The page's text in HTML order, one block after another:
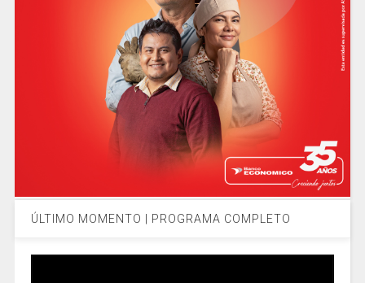
ÚLTIMO MOMENTO | PROGRAMA COMPLETO